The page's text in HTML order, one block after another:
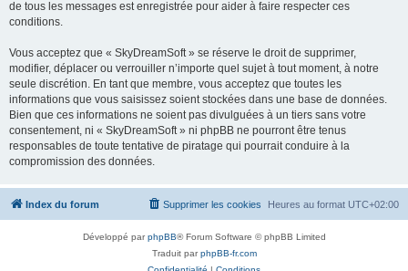
de tous les messages est enregistrée pour aider à faire respecter ces
conditions.
Vous acceptez que « SkyDreamSoft » se réserve le droit de supprimer,
modifier, déplacer ou verrouiller n’importe quel sujet à tout moment, à notre
seule discrétion. En tant que membre, vous acceptez que toutes les
informations que vous saisissez soient stockées dans une base de données.
Bien que ces informations ne soient pas divulguées à un tiers sans votre
consentement, ni « SkyDreamSoft » ni phpBB ne pourront être tenus
responsables de toute tentative de piratage qui pourrait conduire à la
compromission des données.
Index du forum Heures au format UTC+02:00
Supprimer les cookies
Développé parphpBB® Forum Software © phpBB Limited
Traduit parphpBB-fr.com